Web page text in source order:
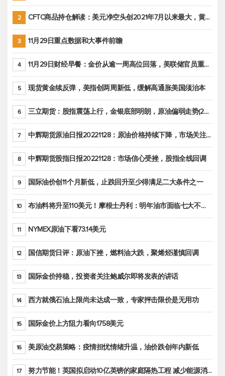
2 CFTC商品持仓解读：美元净空头创2021年7月以来最大，黄金期货投机性净多头头寸减少
3 11月29日重点数据和大事件前瞻
4 11月29日财经早餐：金价从逾一周高位回落，美联储官员重申鹰派立场推动美元回升
5 现货黄金续反弹，美指创两周新低，缓解高通胀美国须治本
6 三立期货：股指震荡上行，金银底部明朗，原油偏弱走势(20221128收评)
7 中辉期货原油日报20221128：原油价格持续下降，市场关注OPEC+新一轮产能政策
8 中辉期货股指日报20221128：市场信心受挫，股指全线回调
9 国际油价创11个月新低，止跌回升至少得满足二大条件之一
10 布油料将升至110美元！摩根士丹利：明年油市面临七大不确定性
11 NYMEX原油下看73.14美元
12 国信期货日评：原油下挫，燃料油大跌，聚烯烃谨慎回调
13 国际金价持稳，投资者关注鲍威尔即将发表的讲话
14 西方就俄石油上限尚未达成一致，专家抨击限价是无用功
15 国际金价上方阻力看向1758美元
16 美原油交易策略：疫情担忧情绪升温，油价跌创年内新低
17 努力节能！英国拟启动10亿英镑的家庭隔热工程 减少能源消耗